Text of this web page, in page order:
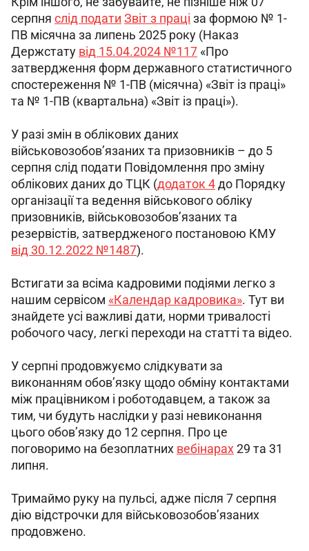
серпня слід подати Звіт з праці за формою № 1-
ПВ місячна за липень 2025 року (Наказ
Держстату від 15.04.2024 №117 «Про
затвердження форм державного статистичного
спостереження № 1-ПВ (місячна) «Звіт із праці»
та № 1-ПВ (квартальна) «Звіт із праці»).
У разі змін в облікових даних
військовозобов’язаних та призовників – до 5
серпня слід подати Повідомлення про зміну
облікових даних до ТЦК (додаток 4 до Порядку
організації та ведення військового обліку
призовників, військовозобов’язаних та
резервістів, затвердженого постановою КМУ
від 30.12.2022 №1487).
Встигати за всіма кадровими подіями легко з
нашим сервісом «Календар кадровика». Тут ви
знайдете усі важливі дати, норми тривалості
робочого часу, легкі переходи на статті та відео.
У серпні продовжуємо слідкувати за
виконанням обов’язку щодо обміну контактами
між працівником і роботодавцем, а також за
тим, чи будуть наслідки у разі невиконання
цього обов’язку до 12 серпня. Про це
поговоримо на безоплатних вебінарах 29 та 31
липня.
Тримаймо руку на пульсі, адже після 7 серпня
дію відстрочки для військовозобов’язаних
продовжено.